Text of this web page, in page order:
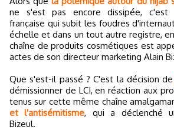
ne s'est pas encore dissipée, c'est
française qui subit les foudres
échelle et dans un tout autre registre,
chaîne de produits cosmétiques est
actes de son directeur marketing Alain
Que s'est-il passé ? C'est la décision
démissionner de LCI, en réaction aux
tenus sur cette même chaîne
et l'antisémitisme, qui a déclenché
Bizeul.